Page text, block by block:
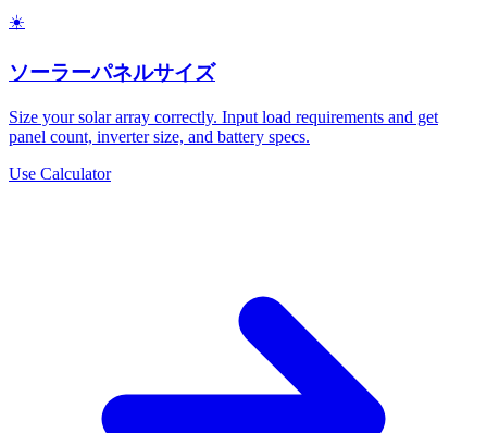
☀️
ソーラーパネルサイズ
Size your solar array correctly. Input load requirements and get
panel count, inverter size, and battery specs.
Use Calculator